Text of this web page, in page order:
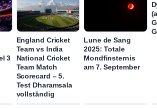
3
England Cricket
Team vs India
National Cricket
Team Match
Scorecard – 5.
Test Dharamsala
vollständig
Lune de Sang
2025: Totale
Mondfinsternis
am 7. September